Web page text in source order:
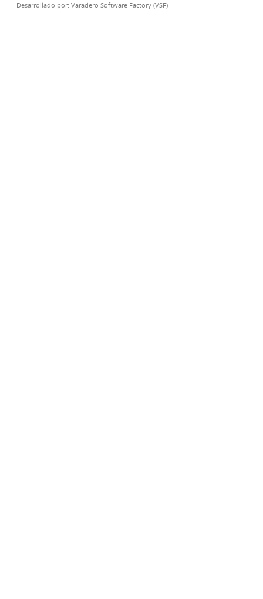
Desarrollado por: Varadero Software Factory (VSF)